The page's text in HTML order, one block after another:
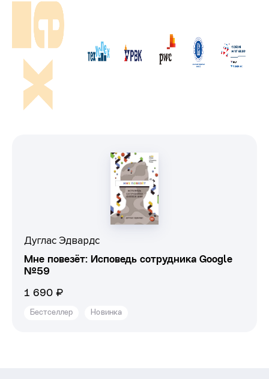
Дуглас Эдвардс
Мне повезёт: Исповедь сотрудника Google
№59
1 690 ₽
Бестселлер Новинка